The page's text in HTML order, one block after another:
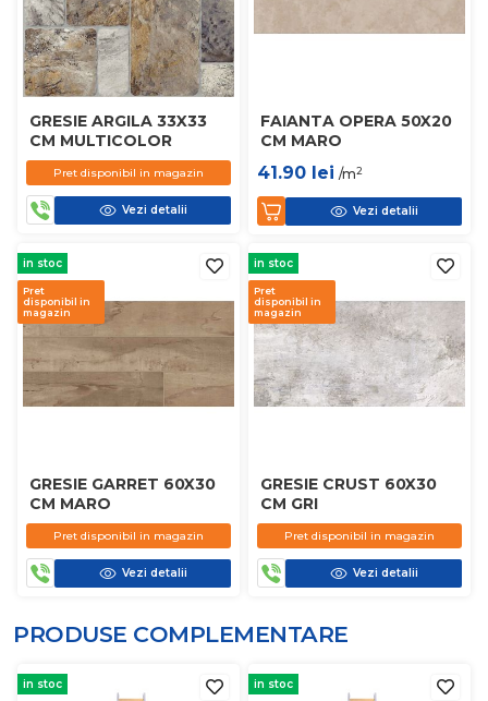
GRESIE ARGILA 33X33
CM MULTICOLOR
Pret disponibil in magazin
Vezi detalii
FAIANTA OPERA 50X20
CM MARO
41.90 lei /m2
Vezi detalii
in stoc
Pret
disponibil in
magazin
GRESIE GARRET 60X30
CM MARO
Pret disponibil in magazin
Vezi detalii
in stoc
Pret
disponibil in
magazin
GRESIE CRUST 60X30
CM GRI
Pret disponibil in magazin
Vezi detalii
PRODUSE COMPLEMENTARE
in stoc in stoc